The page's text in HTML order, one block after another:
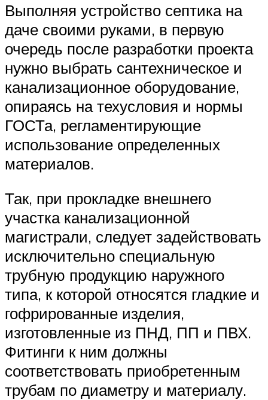
Выполняя устройство септика на
даче своими руками, в первую
очередь после разработки проекта
нужно выбрать сантехническое и
канализационное оборудование,
опираясь на техусловия и нормы
ГОСТа, регламентирующие
использование определенных
материалов.
Так, при прокладке внешнего
участка канализационной
магистрали, следует задействовать
исключительно специальную
трубную продукцию наружного
типа, к которой относятся гладкие и
гофрированные изделия,
изготовленные из ПНД, ПП и ПВХ.
Фитинги к ним должны
соответствовать приобретенным
трубам по диаметру и материалу.